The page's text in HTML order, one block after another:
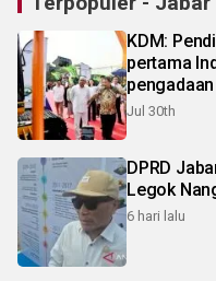
KDM:
pertama
pengadaan
Jul 30th
DPRD
Legok
6 hari lalu